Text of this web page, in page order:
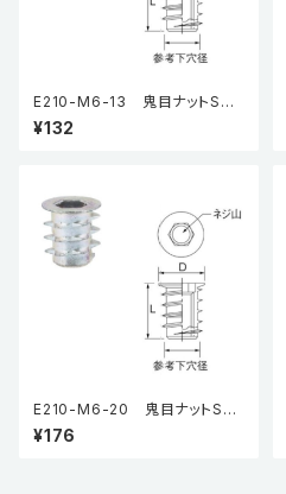
E210-M6-13 鬼目ナットSタ
イプ（5個入り）
¥132
E210-M6-20 鬼目ナットSタ
イプ（5個入り）
¥176